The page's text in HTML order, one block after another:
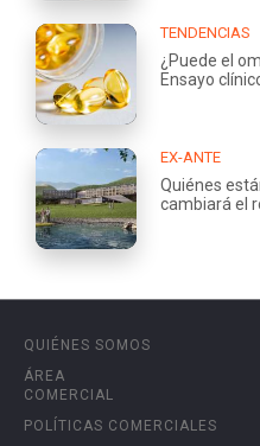
TENDENCIAS
¿Puede el
Ensayo
EX-ANTE
Quiénes
cambiará el
QUIÉNES SOMOS
ÁREA
COMERCIAL
POLÍTICAS COMERCIALES